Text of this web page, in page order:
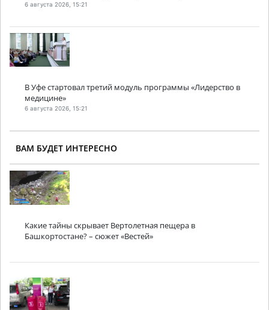
6 августа 2026, 15:21
В Уфе стартовал третий модуль программы «Лидерство в
медицине»
6 августа 2026, 15:21
ВАМ БУДЕТ ИНТЕРЕСНО
Какие тайны скрывает Вертолетная пещера в
Башкортостане? – сюжет «Вестей»